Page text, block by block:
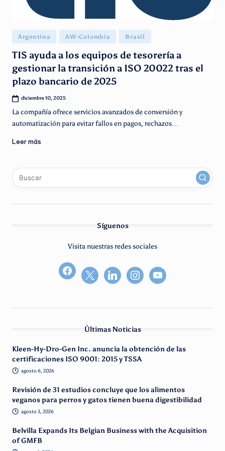
n
ti
n
o
Publicado
en
Argentina AW-Colombia Brasil
TIS ayuda a los equipos de tesorería a
gestionar la transición a ISO 20022 tras el
plazo bancario de 2025
diciembre 10, 2025
La compañía ofrece servicios avanzados de conversión y
automatización para evitar fallos en pagos, rechazos…
Leer más
Síguenos
Visita nuestras redes sociales
facebook2
Últimas Noticias
Kleen-Hy-Dro-Gen Inc. anuncia la obtención de las
certificaciones ISO 9001: 2015 y TSSA
agosto 6, 2026
Revisión de 31 estudios concluye que los alimentos
veganos para perros y gatos tienen buena digestibilidad
agosto 3, 2026
Belvilla Expands Its Belgian Business with the Acquisition
of GMFB